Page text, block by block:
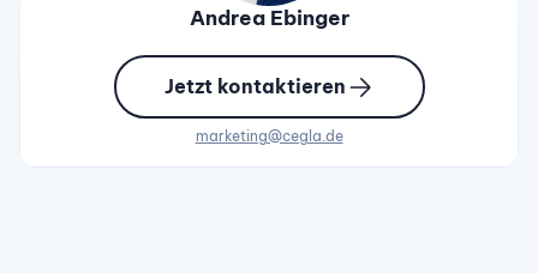
Andrea Ebinger
Jetzt kontaktieren
marketing@cegla.de